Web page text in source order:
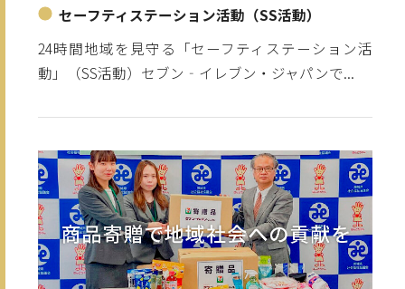
セーフティステーション活動（SS活動）
24時間地域を見守る「セーフティステーション活
動」（SS活動）セブン‐イレブン・ジャパンで...